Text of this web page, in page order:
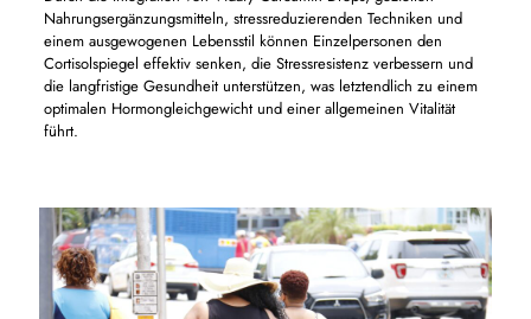
Nahrungsergänzungsmitteln, stressreduzierenden Techniken und
einem ausgewogenen Lebensstil können Einzelpersonen den
Cortisolspiegel effektiv senken, die Stressresistenz verbessern und
die langfristige Gesundheit unterstützen, was letztendlich zu einem
optimalen Hormongleichgewicht und einer allgemeinen Vitalität
führt.